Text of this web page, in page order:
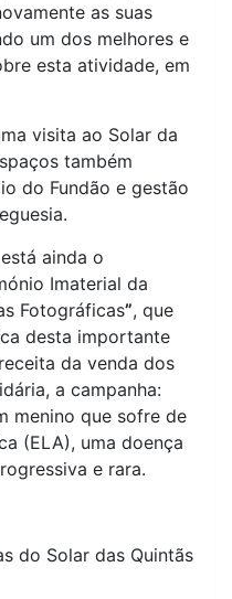
as suas
um dos melhores e
esta atividade, em
visita ao Solar da
também
do Fundão e gestão
ainda o
Imaterial da
Fotográficas”, que
desta importante
da venda dos
a campanha:
menino que sofre de
(ELA), uma doença
e rara.
do Solar das Quintãs